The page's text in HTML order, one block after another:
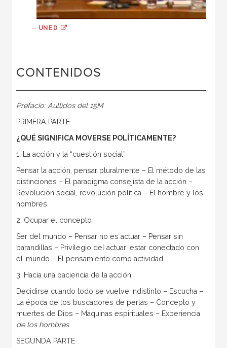
— UNED
CONTENIDOS
Prefacio: Aullidos del 15M
PRIMERA PARTE
¿QUÉ SIGNIFICA MOVERSE POLÍTICAMENTE?
1. La acción y la “cuestión social”
Pensar la acción, pensar pluralmente – El método de las
distinciones – El paradigma consejista de la acción –
Revolución social, revolución política – El hombre y los
hombres
2. Ocupar el concepto
Ser del mundo – Pensar no es actuar – Pensar sin
barandillas – Privilegio del actuar: estar conectado con
el-mundo – El pensamiento como actividad
3. Hacia una paciencia de la acción
Decidirse cuando todo se vuelve indistinto – Escucha –
La época de los buscadores de perlas – Concepto y
muertes de Dios – Máquinas espirituales – Experiencia
de los hombres
SEGUNDA PARTE